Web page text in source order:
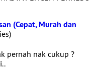
(Cepat, Murah dan
pernah nak cukup ?